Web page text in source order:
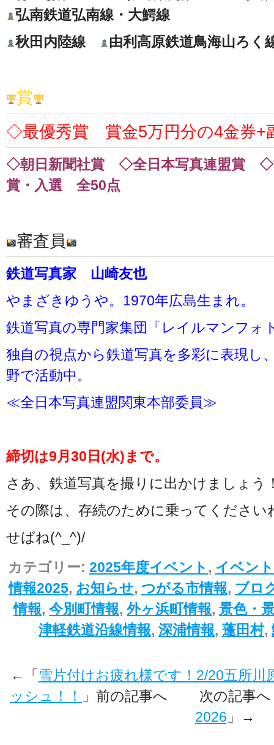
弘南鉄道弘南線・大鰐線
秋田内陸線
由利高原鉄道鳥海山ろく
賞
◇最優秀賞 賞金5万円分の4金券+
◇朝日新聞社賞 ◇全日本写真連盟賞
賞・入選 全50点
審査員
鉄道写真家 山崎友也
やまざきゆうや。1970年広島生まれ。
鉄道写真の専門家集団「レイルマンフォ
独自の視点から鉄道写真を多彩に表現し
野で活動中。
≪全日本写真連盟関東本部委員≫
締切は9月30日(水)まで。
さあ、鉄道写真を撮りに出かけましょう
その際は、存続のために乗ってください
せばね(^_^)/
カテゴリー: 2025年度イベント , イベント
情報2025, お知らせ, つがる市情報, ブロ
情報, 今別町情報, 外ヶ浜町情報, 景色・
津軽鉄道沿線情報, 深浦情報, 蓬田村,
←「雪片付けお疲れ様です！2/20五所
ッシュ！！
」前の記事へ 次の記事へ
2026 」→